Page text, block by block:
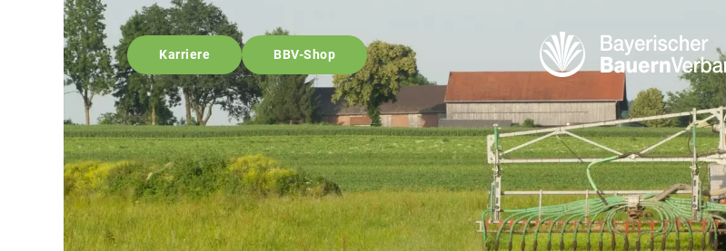
Karriere BBV-Shop